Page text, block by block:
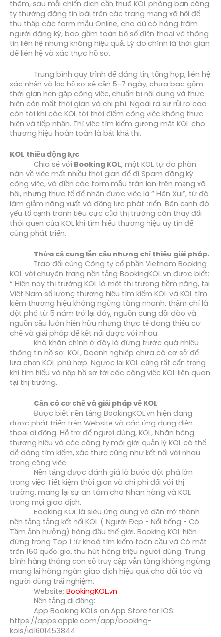
thêm, sau mỗi chiến dịch cần thuê KOL phòng ban công
ty thường đăng tin bài trên các trang mạng xã hội để
thu thập các form mẫu Online, cho dù có hàng trăm
người đăng ký, bao gồm toàn bộ số điện thoại và thông
tin liên hệ nhưng không hiệu quả. Lý do chính là thời gian
để liên hệ và xác thực hồ sơ.
Trung bình quy trình để đăng tin, tổng hợp, liên hệ
xác nhận và lọc hồ sơ sẽ cần 5-7 ngày, chưa bao gốm
thời gian hẹn gặp công việc, chuẩn bị nội dung và thực
hiện còn mất thời gian và chi phí. Ngoài ra sự rủi ro cao
còn tới khi các KOL tới thời điểm công việc không thực
hiện và tiếp nhận. Thì việc tìm kiếm gương mặt KOL cho
thương hiệu hoàn toàn là bất khả thi.
KOL thiếu động lực
Chia sẻ với Booking KOL, một KOL tự do phàn
nàn về việc mất nhiều thời gian để đi Spam đăng ký
công việc, và điền các form mẫu tràn lan trên mạng xã
hội, nhưng thực tế để nhận được việc là “ Hên Xui”, từ đó
làm giảm năng xuất và động lực phát triển. Bên cạnh đó
yếu tố cạnh tranh tiêu cực của thị trường còn thay đổi
thói quen của KOL khi tìm hiểu thương hiệu uy tín để
cùng phát triển.
Thừa cả cung lẫn cầu nhưng chỉ thiếu giải pháp.
Trao đổi cùng Công ty cổ phần Vietnam Booking
KOL với chuyên trang nền tảng BookingKOL.vn được biết:
“ Hiện nay thị trường KOL là một thị trường tiềm năng, tại
Việt Nam số lượng thương hiệu tìm kiếm KOL và KOL tìm
kiếm thương hiệu không ngừng tăng nhanh, thậm chí là
đột phá từ 5 năm trở lại đây, nguồn cung dồi dào và
nguồn cầu luôn hiện hữu nhưng thực tế đang thiếu cơ
chế và giải pháp để kết nối được với nhau.
Khó khăn chính ở đây là đứng trước quá nhiều
thông tin hồ sơ  KOL, Doanh nghiệp chưa có cơ sở để
lựa chọn KOL phù hợp. Ngược lại KOL cũng rất cẩn trọng
khi tìm hiểu và nộp hồ sơ tới các công việc KOL liên quan
tại thị trường.
Cần có cơ chế và giải pháp về KOL
Được biết nền tảng BookingKOL.vn hiện đang
được phát triển trên Website và các ứng dụng điện
thoại di động. Hỗ trợ để người dùng, KOL, Nhãn hàng
thương hiệu và các công ty môi giới quản lý KOL có thể
dễ dàng tìm kiếm, xác thực cũng như kết nối với nhau
trong công việc.
Nền tảng được đánh giá là bước đột phá lớn
trong việc Tiết kiệm thời gian và chi phí đối với thị
trường, mang lại sự an tâm cho Nhãn hàng và KOL
trong mọi giao dịch.
Booking KOL là siêu ứng dụng và dần trở thành
nền tảng tảng kết nối KOL ( Người Đẹp - Nổi tiếng - Có
Tầm ảnh hưởng) hàng đầu thế giới. Booking KOL hiện
đứng trong Top 1 từ khoá tìm kiếm toàn cầu và Có mặt
trên 150 quốc gia, thu hút hàng triệu người dùng. Trung
bình hàng tháng con số truy cập vẫn tăng không ngừng
mang lại hàng ngàn giao dịch hiệu quả cho đối tác và
người dùng trải nghiệm.
Website: BookingKOL.vn
Nền tảng di động:
App Booking KOLs on App Store for IOS:
https://apps.apple.com/app/booking-
kols/id1601453844